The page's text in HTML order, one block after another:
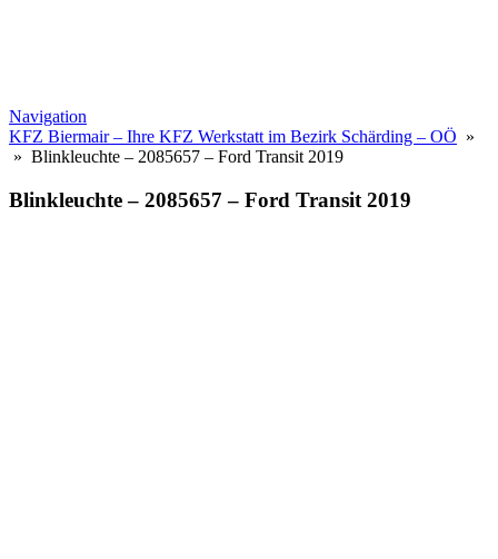
Navigation
KFZ Biermair – Ihre KFZ Werkstatt im Bezirk Schärding – OÖ »
» Blinkleuchte – 2085657 – Ford Transit 2019
Blinkleuchte – 2085657 – Ford Transit 2019